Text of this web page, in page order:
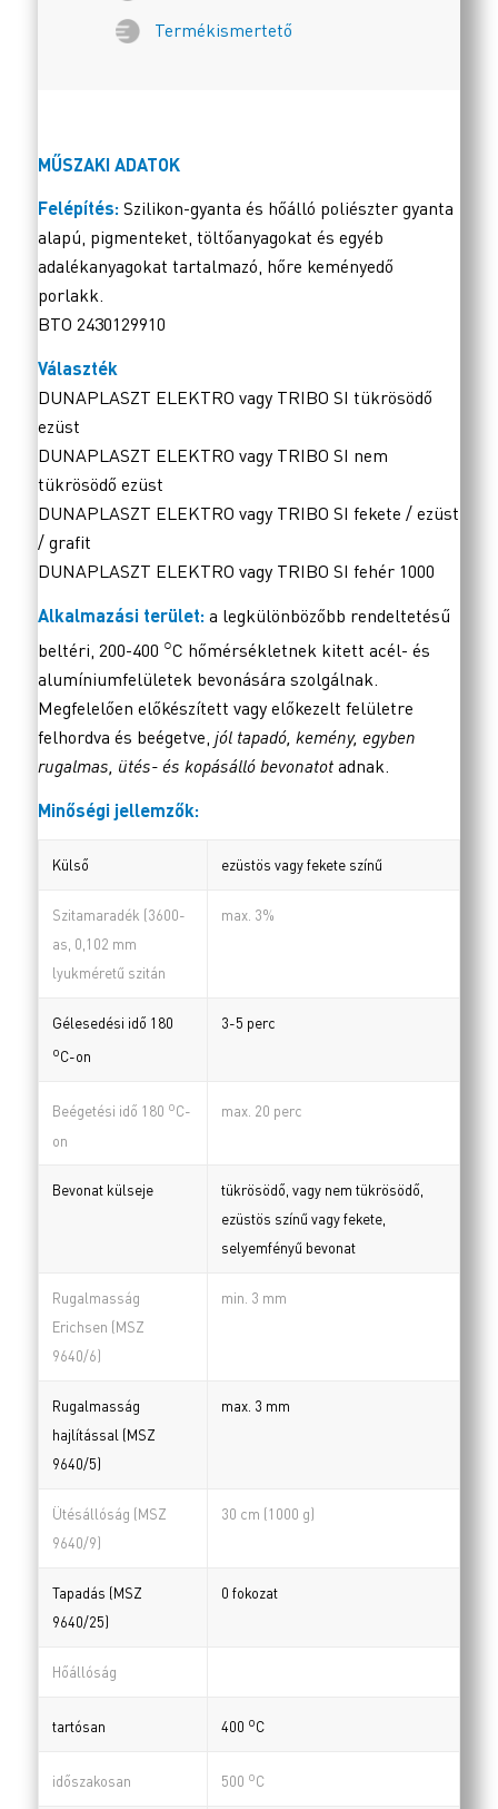
Termékismertető
MŰSZAKI ADATOK
Felépítés: Szilikon-gyanta és hőálló poliészter gyanta
alapú, pigmenteket, töltőanyagokat és egyéb
adalékanyagokat tartalmazó, hőre keményedő
porlakk.
BTO 2430129910
Választék
DUNAPLASZT ELEKTRO vagy TRIBO SI tükrösödő
ezüst
DUNAPLASZT ELEKTRO vagy TRIBO SI nem
tükrösödő ezüst
DUNAPLASZT ELEKTRO vagy TRIBO SI fekete / ezüst
/ grafit
DUNAPLASZT ELEKTRO vagy TRIBO SI fehér 1000
Alkalmazási terület: a legkülönbözőbb rendeltetésű
beltéri, 200-400 ○C hőmérsékletnek kitett acél- és
alumíniumfelületek bevonására szolgálnak.
Megfelelően előkészített vagy előkezelt felületre
felhordva és beégetve, jól tapadó, kemény, egyben
rugalmas, ütés- és kopásálló bevonatot adnak.
Minőségi jellemzők:
Külső ezüstös vagy fekete színű
Szitamaradék (3600-
as, 0,102 mm
lyukméretű szitán
max. 3%
Gélesedési idő 180
oC-on
3-5 perc
Beégetési idő 180 oC-
on
max. 20 perc
Bevonat külseje
tükrösödő, vagy nem tükrösödő,
ezüstös színű vagy fekete,
selyemfényű bevonat
Rugalmasság
Erichsen (MSZ
9640/6)
min. 3 mm
Rugalmasság
hajlítással (MSZ
9640/5)
max. 3 mm
Ütésállóság (MSZ
9640/9)
30 cm (1000 g)
Tapadás (MSZ
9640/25)
0 fokozat
Hőállóság
tartósan 400 oC
időszakosan 500 oC